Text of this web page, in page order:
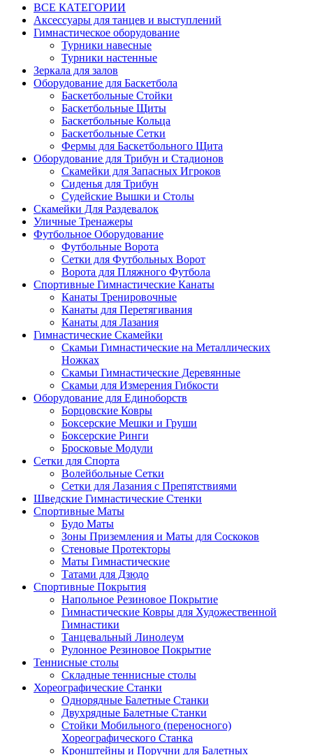
ВСЕ КАТЕГОРИИ
Аксессуары для танцев и выступлений
Гимнастическое оборудование
Турники навесные
Турники настенные
Зеркала для залов
Оборудование для Баскетбола
Баскетбольные Стойки
Баскетбольные Щиты
Баскетбольные Кольца
Баскетбольные Сетки
Фермы для Баскетбольного Щита
Оборудование для Трибун и Стадионов
Скамейки для Запасных Игроков
Сиденья для Трибун
Судейские Вышки и Столы
Скамейки Для Раздевалок
Уличные Тренажеры
Футбольное Оборудование
Футбольные Ворота
Сетки для Футбольных Ворот
Ворота для Пляжного Футбола
Спортивные Гимнастические Канаты
Канаты Тренировочные
Канаты для Перетягивания
Канаты для Лазания
Гимнастические Скамейки
Скамьи Гимнастические на Металлических
Ножках
Скамьи Гимнастические Деревянные
Скамьи для Измерения Гибкости
Оборудование для Единоборств
Борцовские Ковры
Боксерские Мешки и Груши
Боксерские Ринги
Бросковые Модули
Сетки для Спорта
Волейбольные Сетки
Сетки для Лазания с Препятствиями
Шведские Гимнастические Стенки
Спортивные Маты
Будо Маты
Зоны Приземления и Маты для Соскоков
Стеновые Протекторы
Маты Гимнастические
Татами для Дзюдо
Спортивные Покрытия
Напольное Резиновое Покрытие
Гимнастические Ковры для Художественной
Гимнастики
Танцевальный Линолеум
Рулонное Резиновое Покрытие
Теннисные столы
Складные теннисные столы
Хореографические Станки
Однорядные Балетные Станки
Двухрядные Балетные Станки
Стойки Мобильного (переносного)
Хореографического Станка
Кронштейны и Поручни для Балетных